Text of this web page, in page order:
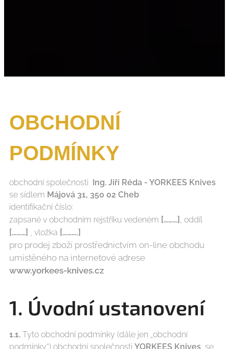
OBCHODNÍ
PODMÍNKY
obchodní společnosti Ing. Jiří Réda - YORKEES Knives
se sídlem Májová 31, 350 02 Cheb
identifikační číslo:
zapsané v obchodním rejstříku vedeném [………] , oddíl
[………] , vložka [……….]
pro prodej zboží prostřednictvím on-line obchodu
umístěného na internetové adrese
www.yorkees-knives.cz
1. Úvodní ustanovení
1.1. Tyto obchodní podmínky (dále jen „obchodní
podmínky“) obchodní společnosti YORKEES Knives , se